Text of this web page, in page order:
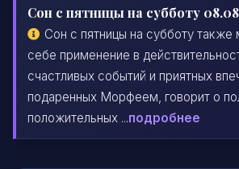
Сон с пятницы на субботу
Сон с пятницы на субботу также
себе применение в
счастливых событий и приятных
подаренных Морфеем, говорит о
положительных ...подробнее